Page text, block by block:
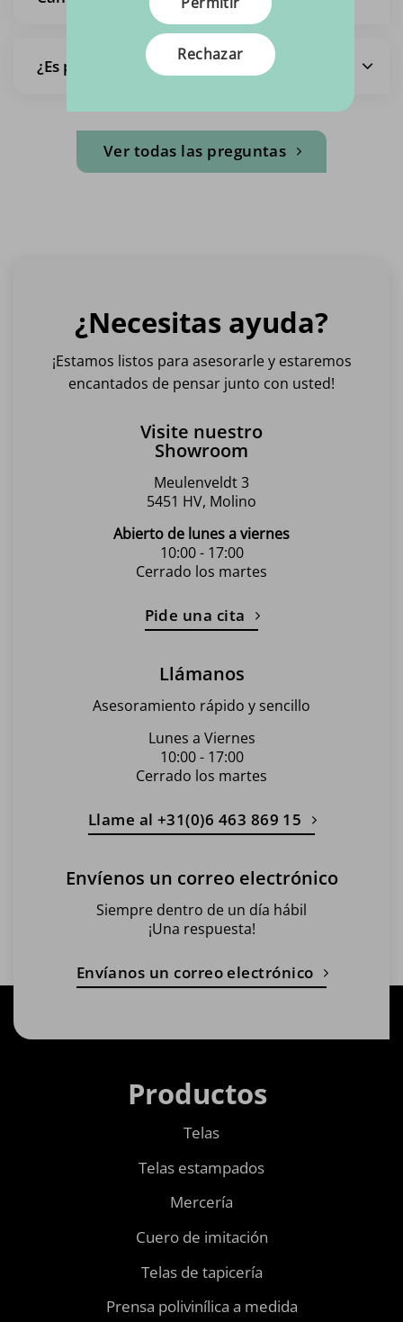
¿Es posible recoger las telas?
Ver todas las preguntas
¿Necesitas ayuda?
¡Estamos listos para asesorarle y estaremos
encantados de pensar junto con usted!
Visite nuestro
Showroom
Meulenveldt 3
5451 HV, Molino
Abierto de lunes a viernes
10:00 - 17:00
Cerrado los martes
Pide una cita
Llámanos
Asesoramiento rápido y sencillo
Lunes a Viernes
10:00 - 17:00
Cerrado los martes
Llame al +31(0)6 463 869 15
Envíenos un correo electrónico
Siempre dentro de un día hábil
¡Una respuesta!
Envíanos un correo electrónico
Productos
Telas
Telas estampados
Mercería
Cuero de imitación
Telas de tapicería
Prensa polivinílica a medida
Rechazar